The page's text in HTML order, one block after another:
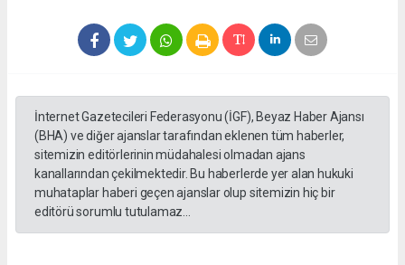
İnternet Gazetecileri Federasyonu (İGF), Beyaz Haber Ajansı
(BHA) ve diğer ajanslar tarafından eklenen tüm haberler,
sitemizin editörlerinin müdahalesi olmadan ajans
kanallarından çekilmektedir. Bu haberlerde yer alan hukuki
muhataplar haberi geçen ajanslar olup sitemizin hiç bir
editörü sorumlu tutulamaz...